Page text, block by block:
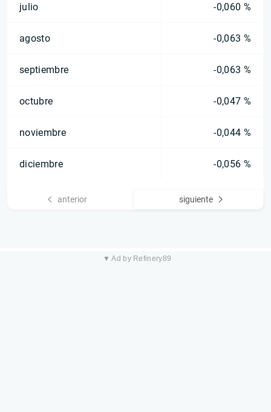
julio -0,060 %
agosto -0,063 %
septiembre -0,063 %
octubre -0,047 %
noviembre -0,044 %
diciembre -0,056 %
anterior siguiente
▼ Ad by Refinery89